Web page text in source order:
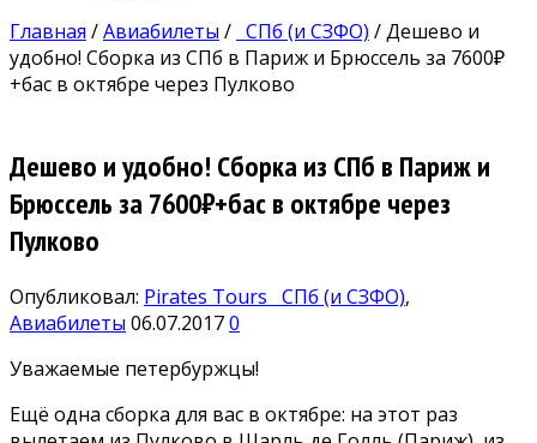
Главная /Авиабилеты / СПб (и СЗФО) /Дешево и
удобно! Сборка из СПб в Париж и Брюссель за 7600₽
+бас в октябре через Пулково
Дешево и удобно! Сборка из СПб в Париж и
Брюссель за 7600₽+бас в октябре через
Пулково
Опубликовал: Pirates Tours СПб (и СЗФО),
Авиабилеты 06.07.20170
Уважаемые петербуржцы!
Ещё одна сборка для вас в октябре: на этот раз